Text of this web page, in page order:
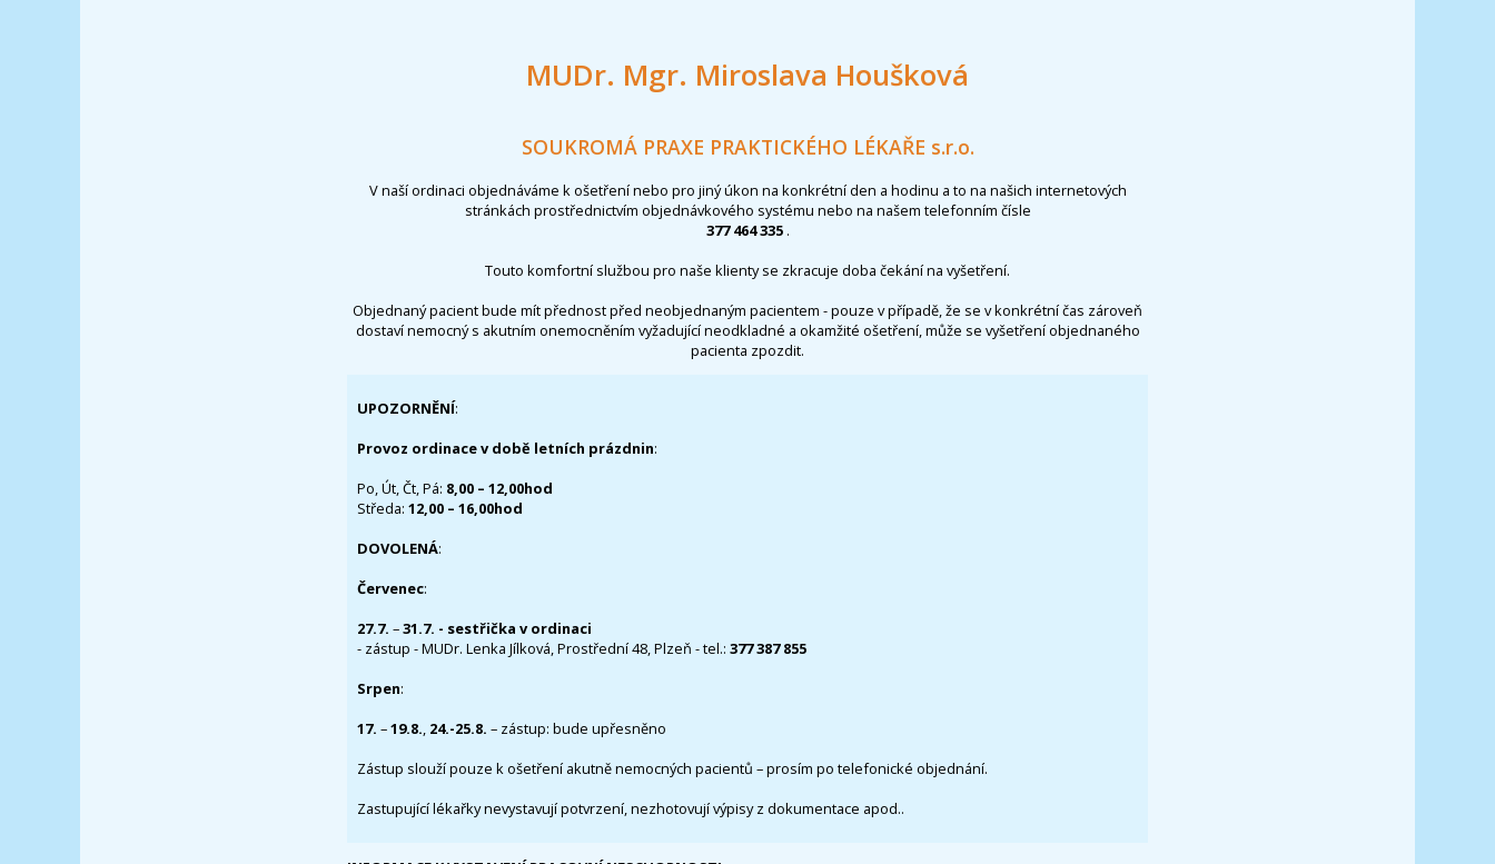
MUDr. Mgr. Miroslava Houšková
SOUKROMÁ PRAXE PRAKTICKÉHO LÉKAŘE s.r.o.
V naší ordinaci objednáváme k ošetření nebo pro jiný úkon na konkrétní den a hodinu a to na našich internetových
stránkách prostřednictvím objednávkového systému nebo na našem telefonním čísle
377 464 335 .
Touto komfortní službou pro naše klienty se zkracuje doba čekání na vyšetření.
Objednaný pacient bude mít přednost před neobjednaným pacientem - pouze v případě, že se v konkrétní čas zároveň
dostaví nemocný s akutním onemocněním vyžadující neodkladné a okamžité ošetření, může se vyšetření objednaného
pacienta zpozdit.
UPOZORNĚNÍ:
Provoz ordinace v době letních prázdnin:
Po, Út, Čt, Pá: 8,00 – 12,00hod
Středa: 12,00 – 16,00hod
DOVOLENÁ:
Červenec:
27.7. –31.7. - sestřička v ordinaci
- zástup - MUDr. Lenka Jílková, Prostřední 48, Plzeň - tel.: 377 387 855
Srpen:
17. –19.8., 24.-25.8. – zástup: bude upřesněno
Zástup slouží pouze k ošetření akutně nemocných pacientů – prosím po telefonické objednání.
Zastupující lékařky nevystavují potvrzení, nezhotovují výpisy z dokumentace apod..